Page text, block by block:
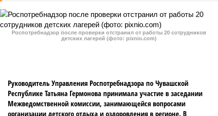
Роспотребнадзор после проверки отстранил от работы 20 сотрудников
детских лагерей (фото: pixnio.com)
Руководитель Управления Роспотребнадзора по Чувашской
Республике Татьяна Гермонова принимала участие в заседании
Межведомственной комиссии, занимающейся вопросами
организации детского отдыха и оздоровления в регионе. В